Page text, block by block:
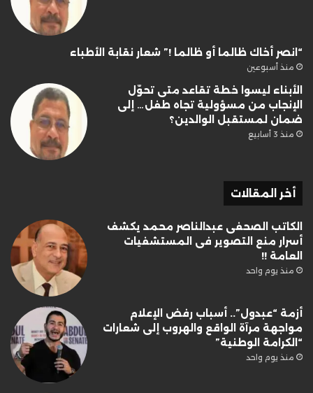
“انصر أخاك ظالما أو ظالما !” شعار نقابة الأطباء
منذ أسبوعين
الأبناء ليسوا خطة تقاعد متى تحوّل
الإنجاب من مسؤولية تجاه طفل… إلى
ضمان لمستقبل الوالدين؟
منذ 3 أسابيع
أخر المقالات
الكاتب الصحفى عبدالناصر محمد يكشف
أسرار منع التصوير فى المستشفيات
العامة !!
منذ يوم واحد
أزمة “عبدول”.. أسباب رفض الإعلام
مواجهة مرآة الواقع والهروب إلى شعارات
“الكرامة الوطنية”
منذ يوم واحد